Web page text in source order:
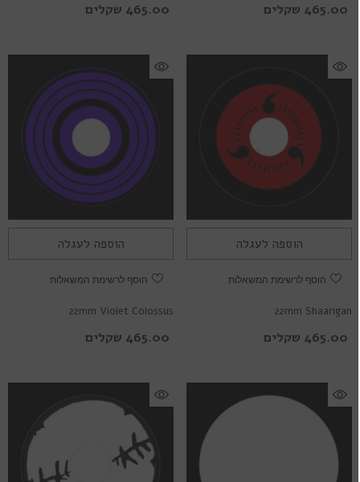
465.00 שקלים 465.00 שקלים
הוספה לעגלה
הוסף לרשימת המשאלות
22mm Shaarigan
465.00 שקלים
הוספה לעגלה
הוסף לרשימת המשאלות
22mm Violet Colossus
465.00 שקלים